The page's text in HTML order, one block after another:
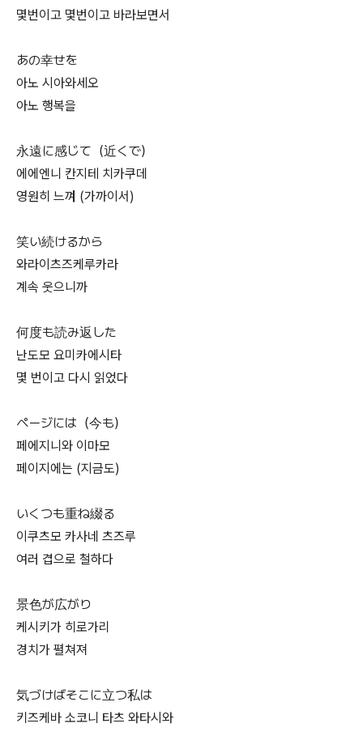
몇번이고 몇번이고 바라보면서
あの幸せを
아노 시아와세오
아노 행복을
永遠に感じて（近くで）
에에엔니 칸지테 치카쿠데
영원히 느껴 (가까이서)
笑い続けるから
와라이츠즈케루카라
계속 웃으니까
何度も読み返した
난도모 요미카에시타
몇 번이고 다시 읽었다
ページには（今も）
페에지니와 이마모
페이지에는 (지금도)
いくつも重ね綴る
이쿠츠모 카사네 츠즈루
여러 겹으로 철하다
景色が広がり
케시키가 히로가리
경치가 펼쳐져
気づけばそこに立つ私は
키즈케바 소코니 타츠 와타시와